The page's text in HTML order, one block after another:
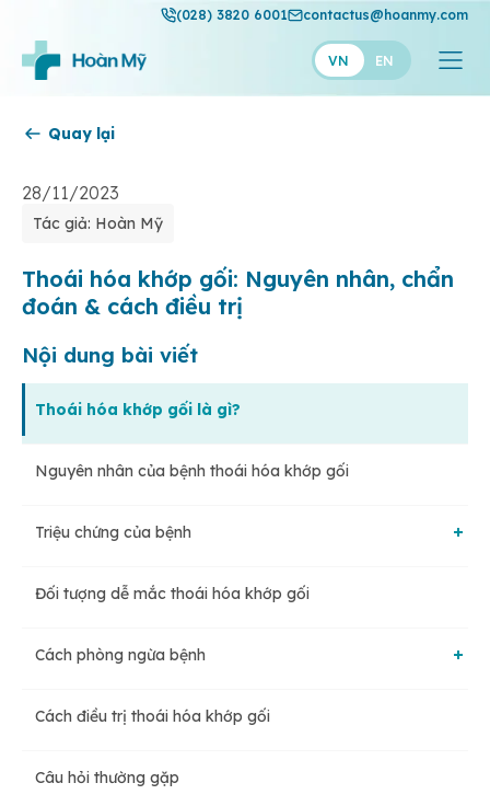
(028) 3820 6001 contactus@hoanmy.com
VN EN
Thuận Mỹ
Quay lại
28/11/2023
Tác giả: Hoàn Mỹ
Thoái hóa khớp gối: Nguyên nhân, chẩn
đoán & cách điều trị
Nội dung bài viết
Thoái hóa khớp gối là gì?
Nguyên nhân của bệnh thoái hóa khớp gối
Triệu chứng của bệnh
Giai đoạn 1: Có dấu hiệu bệnh
Đối tượng dễ mắc thoái hóa khớp gối
Cách phòng ngừa bệnh
Chế độ dinh dưỡng
Cách điều trị thoái hóa khớp gối
Câu hỏi thường gặp